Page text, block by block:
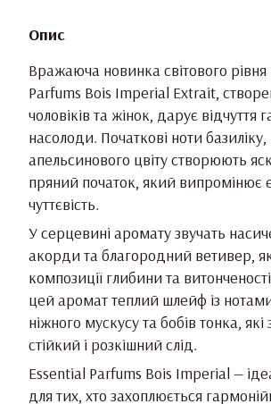
Опис
Вражаюча новинка світового
Parfums Bois Imperial Extrait,
чоловіків та жінок, дарує відчуття
насолоди. Початкові ноти базиліку,
апельсинового цвіту створюють
пряний початок, який випромінює
чуттєвість.
У серцевині аромату звучать
акорди та благородний ветивер,
композиції глибини та
цей аромат теплий шлейф із
ніжного мускусу та бобів тонка,
стійкий і розкішний слід.
Essential Parfums Bois Imperial —
для тих, хто захоплюється